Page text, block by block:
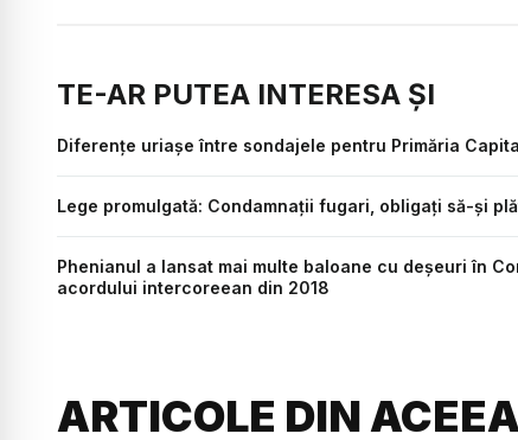
TE-AR PUTEA INTERESA ȘI
Diferențe uriașe între sondajele pentru Primăria
Lege promulgată: Condamnaţii fugari, obligați să-şi
Phenianul a lansat mai multe baloane cu deşeuri în
acordului intercoreean din 2018
ARTICOLE DIN